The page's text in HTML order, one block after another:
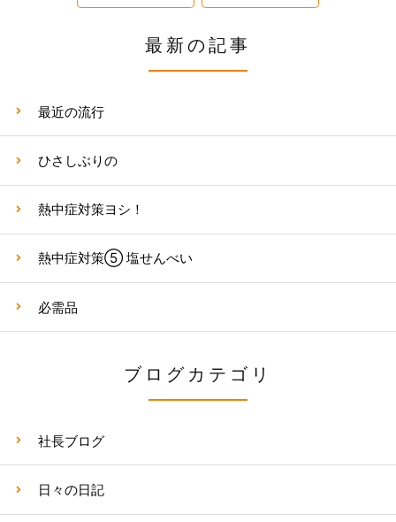
最新の記事
最近の流行
ひさしぶりの
熱中症対策ヨシ！
熱中症対策⑤ 塩せんべい
必需品
ブログカテゴリ
社長ブログ
日々の日記